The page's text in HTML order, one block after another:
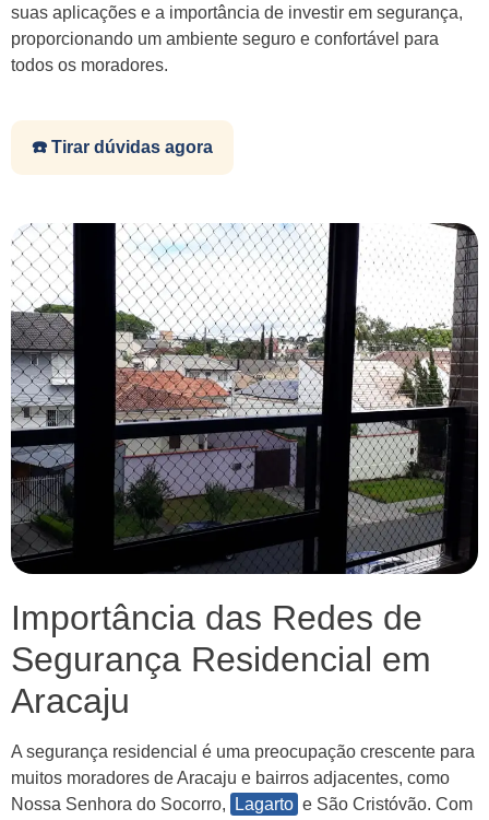
suas aplicações e a importância de investir em segurança,
proporcionando um ambiente seguro e confortável para
todos os moradores.
☎️ Tirar dúvidas agora
Importância das Redes de
Segurança Residencial em
Aracaju
A segurança residencial é uma preocupação crescente para
muitos moradores de Aracaju e bairros adjacentes, como
Nossa Senhora do Socorro,
Lagarto e São Cristóvão. Com